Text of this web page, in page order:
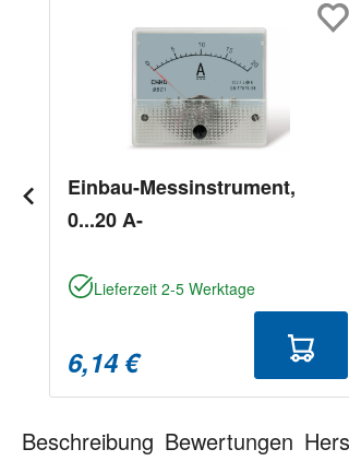
Einbau-Messinstrument,
0...20 A-
Lieferzeit 2-5 Werktage
6,14 €
Beschreibung Bewertungen